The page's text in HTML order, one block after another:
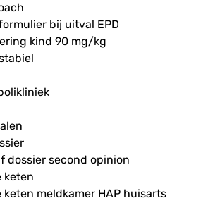
bij uitval EPD
kind 90 mg/kg
dossier second opinion
keten
meldkamer HAP huisarts